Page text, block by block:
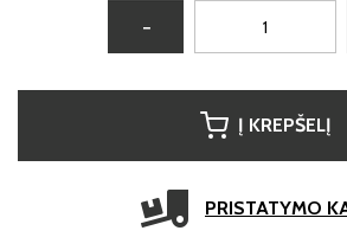
−
Į KREPŠELĮ
PRISTATYMO